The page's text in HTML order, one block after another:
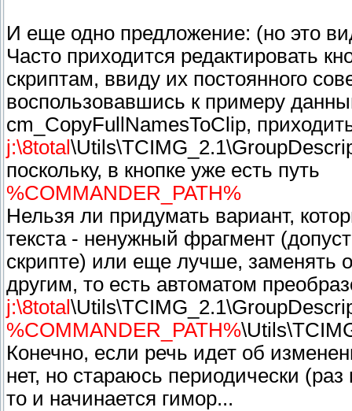
И еще одно предложение: (но это
Часто приходится редактировать
скриптам, ввиду их постоянного
воспользовавшись к примеру
cm_CopyFullNamesToClip,
j:\8total
поскольку, в кнопке уже есть путь
%COMMANDER_PATH%
Нельзя ли придумать вариант,
текста - ненужный фрагмент
скрипте) или еще лучше, заменять
другим, то есть автоматом
j:\8total
%COMMANDER_PATH%
Конечно, если речь идет об
нет, но стараюсь периодически
то и начинается гимор...